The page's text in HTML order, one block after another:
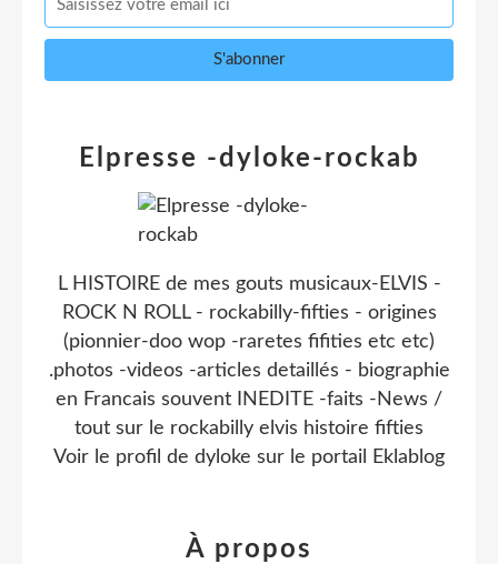
Elpresse -dyloke-rockab
L HISTOIRE de mes gouts musicaux-ELVIS -
ROCK N ROLL - rockabilly-fifties - origines
(pionnier-doo wop -raretes fifities etc etc)
.photos -videos -articles detaillés - biographie
en Francais souvent INEDITE -faits -News /
tout sur le rockabilly elvis histoire fifties
Voir le profil de dyloke sur le portail Eklablog
À propos